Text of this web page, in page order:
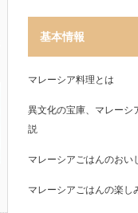
基本情報
マレーシア料理とは
異文化の宝庫、マレーシ
説
マレーシアごはんのおい
マレーシアごはんの楽し